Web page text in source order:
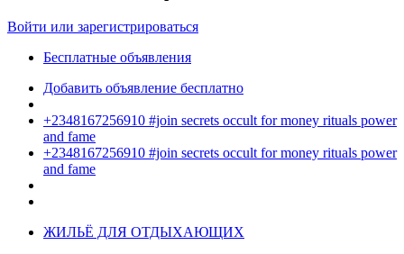
Войти или зарегистрироваться
Бесплатные объявления
Добавить объявление бесплатно
+2348167256910 #join secrets occult for money rituals power
and fame
+2348167256910 #join secrets occult for money rituals power
and fame
ЖИЛЬЁ ДЛЯ ОТДЫХАЮЩИХ